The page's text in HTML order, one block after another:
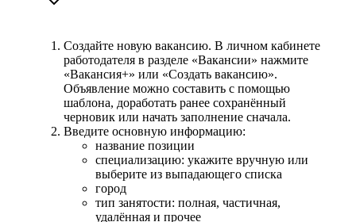
Создайте новую вакансию. В личном кабинете
работодателя в разделе «Вакансии» нажмите
«Вакансия+» или «Создать вакансию».
Объявление можно составить с помощью
шаблона, доработать ранее сохранённый
черновик или начать заполнение сначала.
Введите основную информацию:
название позиции
специализацию: укажите вручную или
выберите из выпадающего списка
город
тип занятости: полная, частичная,
удалённая и прочее